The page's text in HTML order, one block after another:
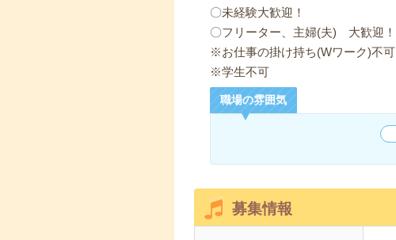
〇未経験大歓迎！
〇フリーター、主婦(夫) 大歓迎！
※お仕事の掛け持ち(Wワーク)不可
※学生不可
職場の雰囲気
募集情報